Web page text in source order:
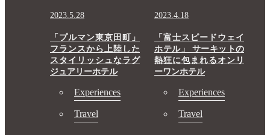
2023.5.28
「プルマン東京田町」
フランスから上陸した
スタイリッシュなラグ
ジュアリーホテル
Experiences
Travel
2023.4.18
「富士スピードウェイ
ホテル」 サーキットの
熱狂に包まれるオンリ
ーワンホテル
Experiences
Travel